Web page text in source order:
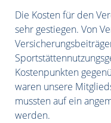
Die Kosten für den
sehr gestiegen. Von
Kostenpunkten
waren unsere
mussten auf ein
werden.